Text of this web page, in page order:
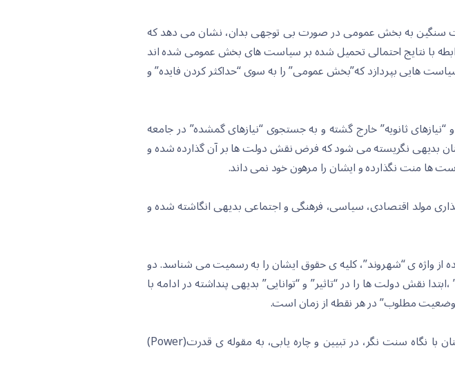
سنگین به بخش عمومی در صورت بی توجهی بدان، نشان می دهد که
با نتایج احتمالی تحمیل شده بر سیاست های بخش عمومی شده اند
هایی بپردازد که”بخش عمومی” را به سوی “حداکثر کردن فایده” و
“نیازهای ثانویه” خارج گشته و به جستجوی “نیازهای گمشده” در جامعه
چنان بدیهی نگریسته می شود که فرض نقش دولت ها بر آن گذارده شده و
ها منت نگذارده و ایشان را مرهون خود نمی داند.
مولد اقتصادی، سیاسی، فرهنگی و اجتماعی بدیهی انگاشته شده و
از واژه ی “شهروند”، کلیه ی حقوق ایشان را به رسمیت می شناسد. دو
نقش دولت ها را در “تاثیر” و “توانایی” بدیهی پنداشته در ادامه با
مطلوب” در هر نقطه از زمان است.
اما چرا دولت های با نگرش سنتی، توانا به درک وضعیت نوین نبوده و همچنان با نگاه سنت نگر، در تبیین و چاره یابی، به مقوله ی قدرت(Power)